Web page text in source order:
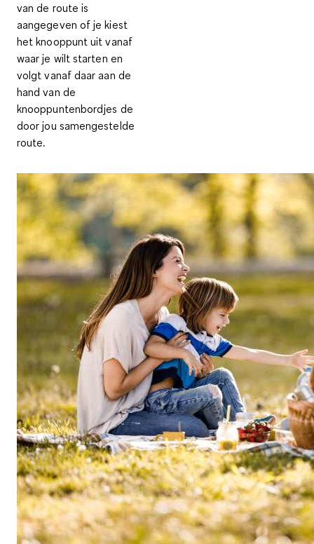
van de route is
aangegeven of je kiest
het knooppunt uit vanaf
waar je wilt starten en
volgt vanaf daar aan de
hand van de
knooppuntenbordjes de
door jou samengestelde
route.